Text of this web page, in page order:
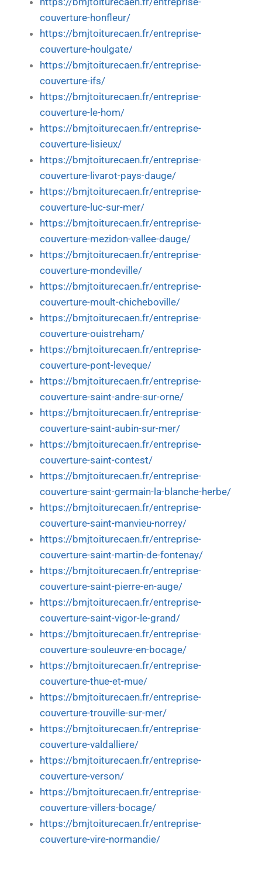
couverture-honfleur/
https://bmjtoiturecaen.fr/entreprise-
couverture-houlgate/
https://bmjtoiturecaen.fr/entreprise-
couverture-ifs/
https://bmjtoiturecaen.fr/entreprise-
couverture-le-hom/
https://bmjtoiturecaen.fr/entreprise-
couverture-lisieux/
https://bmjtoiturecaen.fr/entreprise-
couverture-livarot-pays-dauge/
https://bmjtoiturecaen.fr/entreprise-
couverture-luc-sur-mer/
https://bmjtoiturecaen.fr/entreprise-
couverture-mezidon-vallee-dauge/
https://bmjtoiturecaen.fr/entreprise-
couverture-mondeville/
https://bmjtoiturecaen.fr/entreprise-
couverture-moult-chicheboville/
https://bmjtoiturecaen.fr/entreprise-
couverture-ouistreham/
https://bmjtoiturecaen.fr/entreprise-
couverture-pont-leveque/
https://bmjtoiturecaen.fr/entreprise-
couverture-saint-andre-sur-orne/
https://bmjtoiturecaen.fr/entreprise-
couverture-saint-aubin-sur-mer/
https://bmjtoiturecaen.fr/entreprise-
couverture-saint-contest/
https://bmjtoiturecaen.fr/entreprise-
couverture-saint-germain-la-blanche-herbe/
https://bmjtoiturecaen.fr/entreprise-
couverture-saint-manvieu-norrey/
https://bmjtoiturecaen.fr/entreprise-
couverture-saint-martin-de-fontenay/
https://bmjtoiturecaen.fr/entreprise-
couverture-saint-pierre-en-auge/
https://bmjtoiturecaen.fr/entreprise-
couverture-saint-vigor-le-grand/
https://bmjtoiturecaen.fr/entreprise-
couverture-souleuvre-en-bocage/
https://bmjtoiturecaen.fr/entreprise-
couverture-thue-et-mue/
https://bmjtoiturecaen.fr/entreprise-
couverture-trouville-sur-mer/
https://bmjtoiturecaen.fr/entreprise-
couverture-valdalliere/
https://bmjtoiturecaen.fr/entreprise-
couverture-verson/
https://bmjtoiturecaen.fr/entreprise-
couverture-villers-bocage/
https://bmjtoiturecaen.fr/entreprise-
couverture-vire-normandie/